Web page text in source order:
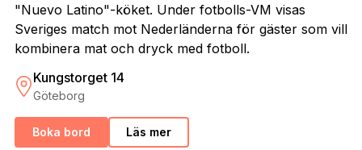
"Nuevo Latino"-köket. Under fotbolls-VM visas
Sveriges match mot Nederländerna för gäster som vill
kombinera mat och dryck med fotboll.
Kungstorget 14
Göteborg
Boka bord Läs mer